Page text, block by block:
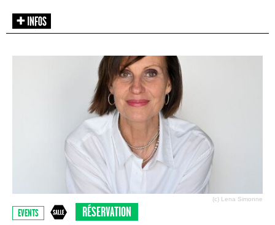
(c) Lena Simonne
EVENTS RÉSERVATION